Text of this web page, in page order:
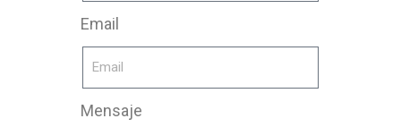
Email
Mensaje